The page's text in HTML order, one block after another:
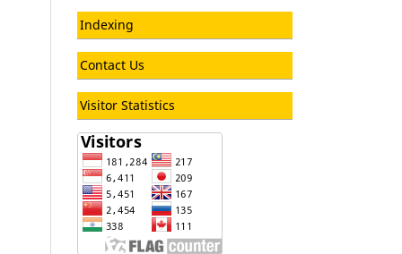
Indexing
Contact Us
Visitor Statistics